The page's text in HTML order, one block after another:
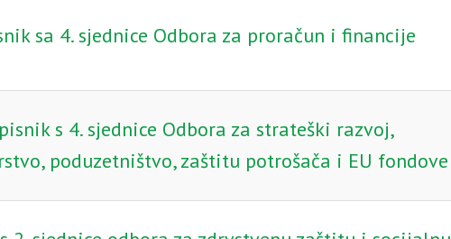
sa 4. sjednice Odbora za proračun i financije
s 4. sjednice Odbora za strateški razvoj,
poduzetništvo, zaštitu potrošača i EU fondove